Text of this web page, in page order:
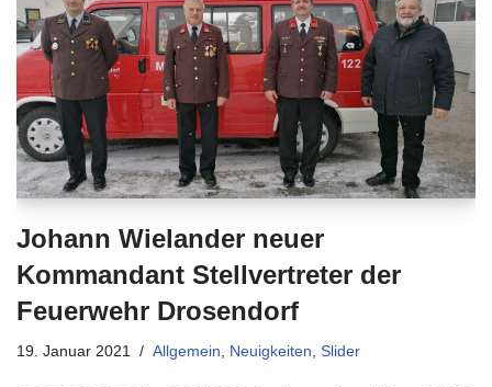
Johann Wielander neuer
Kommandant Stellvertreter der
Feuerwehr Drosendorf
19. Januar 2021 Allgemein, Neuigkeiten, Slider